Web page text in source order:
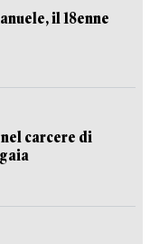
il 18enne
carcere di